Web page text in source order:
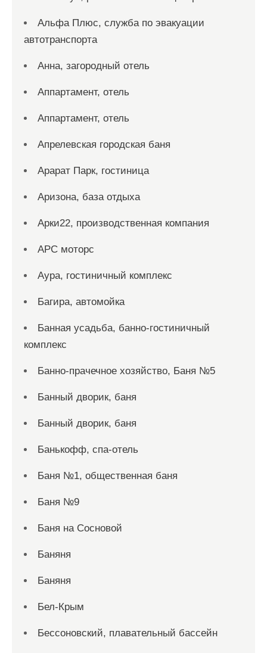
Альфа Плюс, служба по эвакуации
автотранспорта
Анна, загородный отель
Аппартамент, отель
Аппартамент, отель
Апрелевская городская баня
Арарат Парк, гостиница
Аризона, база отдыха
Арки22, производственная компания
АРС моторс
Аура, гостиничный комплекс
Багира, автомойка
Банная усадьба, банно-гостиничный
комплекс
Банно-прачечное хозяйство, Баня №5
Банный дворик, баня
Банный дворик, баня
Банькофф, спа-отель
Баня №1, общественная баня
Баня №9
Баня на Сосновой
Баняня
Баняня
Бел-Крым
Бессоновский, плавательный бассейн